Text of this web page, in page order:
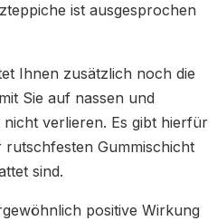
ist ausgesprochen
Ihnen zusätzlich noch die
Sie auf nassen und
verlieren. Es gibt hierfür
Gummischicht
sind.
positive Wirkung